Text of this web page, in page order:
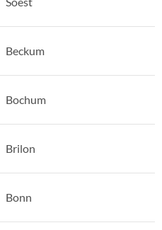
Beckum
Bochum
Brilon
Bonn